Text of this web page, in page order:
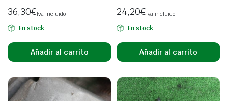
36,30€Iva incluido
En stock
Añadir al carrito
24,20€Iva incluido
En stock
Añadir al carrito